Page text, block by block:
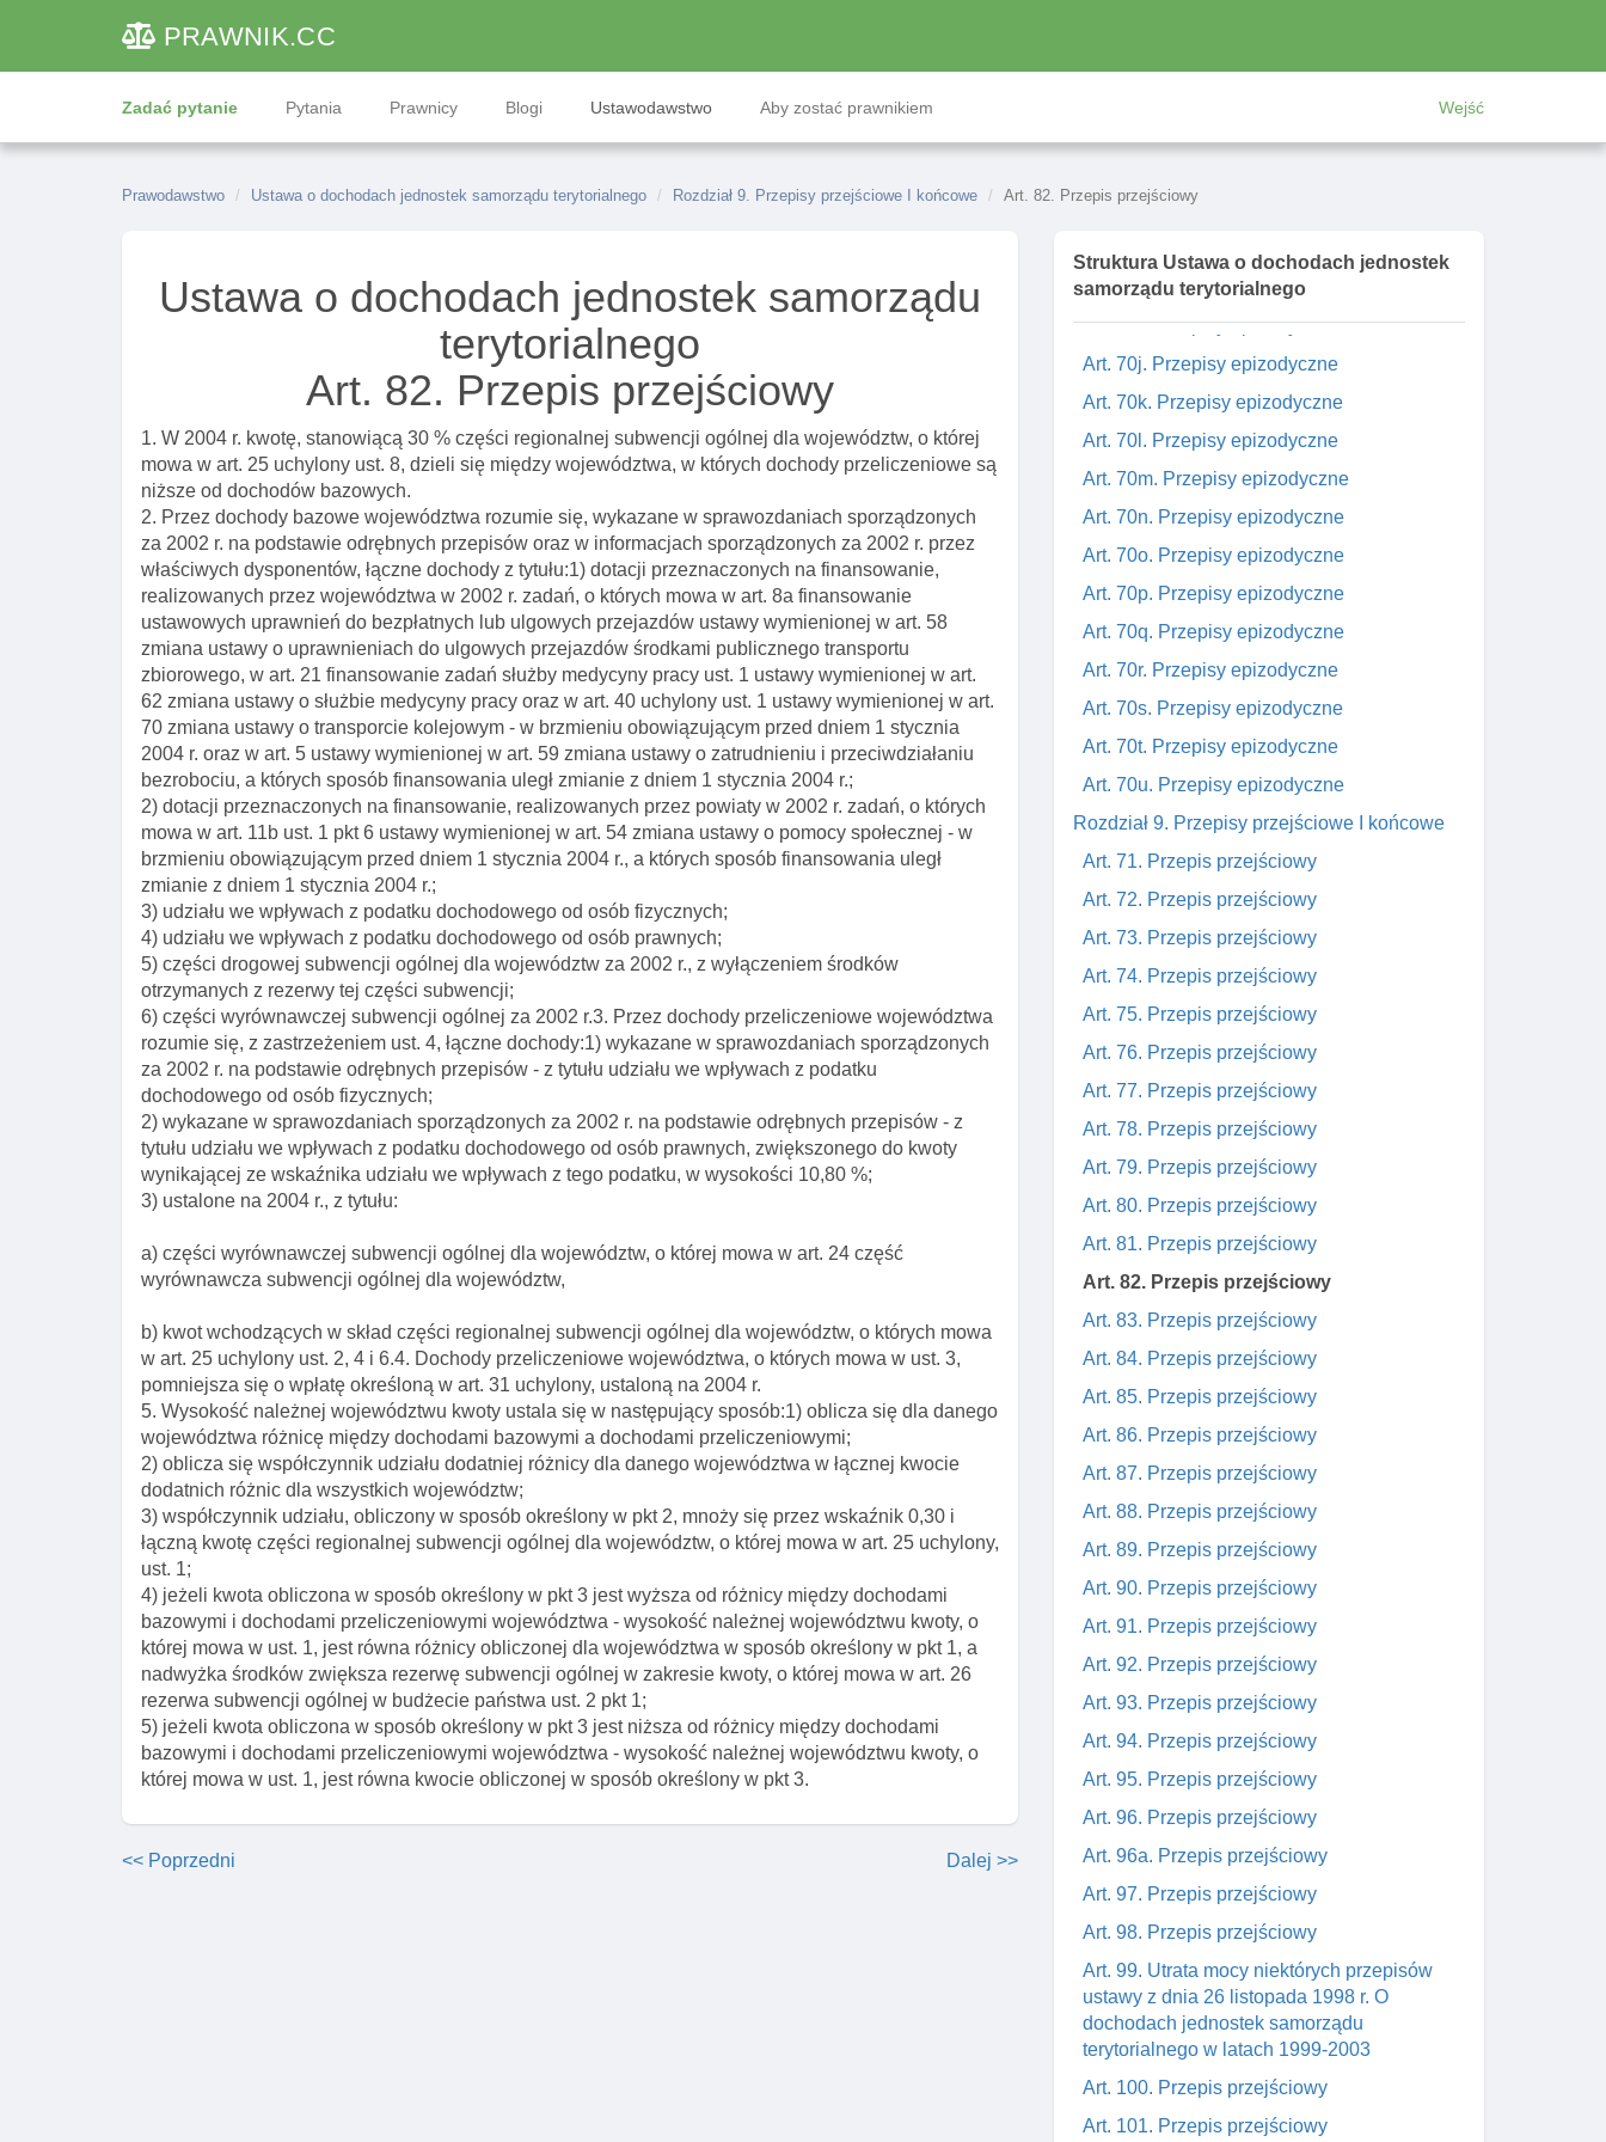
PRAWNIK.CC
Zadać pytanie Pytania Prawnicy Blogi Ustawodawstwo Aby zostać prawnikiem Wejść
Prawodawstwo Ustawa o dochodach jednostek samorządu terytorialnego Rozdział 9. Przepisy przejściowe I końcowe Art. 82. Przepis przejściowy
Ustawa o dochodach jednostek samorządu
terytorialnego
Art. 82. Przepis przejściowy
1. W 2004 r. kwotę, stanowiącą 30 % części regionalnej subwencji ogólnej dla województw, o której
mowa w art. 25 uchylony ust. 8, dzieli się między województwa, w których dochody przeliczeniowe są
niższe od dochodów bazowych.
2. Przez dochody bazowe województwa rozumie się, wykazane w sprawozdaniach sporządzonych
za 2002 r. na podstawie odrębnych przepisów oraz w informacjach sporządzonych za 2002 r. przez
właściwych dysponentów, łączne dochody z tytułu:1) dotacji przeznaczonych na finansowanie,
realizowanych przez województwa w 2002 r. zadań, o których mowa w art. 8a finansowanie
ustawowych uprawnień do bezpłatnych lub ulgowych przejazdów ustawy wymienionej w art. 58
zmiana ustawy o uprawnieniach do ulgowych przejazdów środkami publicznego transportu
zbiorowego, w art. 21 finansowanie zadań służby medycyny pracy ust. 1 ustawy wymienionej w art.
62 zmiana ustawy o służbie medycyny pracy oraz w art. 40 uchylony ust. 1 ustawy wymienionej w art.
70 zmiana ustawy o transporcie kolejowym - w brzmieniu obowiązującym przed dniem 1 stycznia
2004 r. oraz w art. 5 ustawy wymienionej w art. 59 zmiana ustawy o zatrudnieniu i przeciwdziałaniu
bezrobociu, a których sposób finansowania uległ zmianie z dniem 1 stycznia 2004 r.;
2) dotacji przeznaczonych na finansowanie, realizowanych przez powiaty w 2002 r. zadań, o których
mowa w art. 11b ust. 1 pkt 6 ustawy wymienionej w art. 54 zmiana ustawy o pomocy społecznej - w
brzmieniu obowiązującym przed dniem 1 stycznia 2004 r., a których sposób finansowania uległ
zmianie z dniem 1 stycznia 2004 r.;
3) udziału we wpływach z podatku dochodowego od osób fizycznych;
4) udziału we wpływach z podatku dochodowego od osób prawnych;
5) części drogowej subwencji ogólnej dla województw za 2002 r., z wyłączeniem środków
otrzymanych z rezerwy tej części subwencji;
6) części wyrównawczej subwencji ogólnej za 2002 r.3. Przez dochody przeliczeniowe województwa
rozumie się, z zastrzeżeniem ust. 4, łączne dochody:1) wykazane w sprawozdaniach sporządzonych
za 2002 r. na podstawie odrębnych przepisów - z tytułu udziału we wpływach z podatku
dochodowego od osób fizycznych;
2) wykazane w sprawozdaniach sporządzonych za 2002 r. na podstawie odrębnych przepisów - z
tytułu udziału we wpływach z podatku dochodowego od osób prawnych, zwiększonego do kwoty
wynikającej ze wskaźnika udziału we wpływach z tego podatku, w wysokości 10,80 %;
3) ustalone na 2004 r., z tytułu:
a) części wyrównawczej subwencji ogólnej dla województw, o której mowa w art. 24 część
wyrównawcza subwencji ogólnej dla województw,
b) kwot wchodzących w skład części regionalnej subwencji ogólnej dla województw, o których mowa
w art. 25 uchylony ust. 2, 4 i 6.4. Dochody przeliczeniowe województwa, o których mowa w ust. 3,
pomniejsza się o wpłatę określoną w art. 31 uchylony, ustaloną na 2004 r.
5. Wysokość należnej województwu kwoty ustala się w następujący sposób:1) oblicza się dla danego
województwa różnicę między dochodami bazowymi a dochodami przeliczeniowymi;
2) oblicza się współczynnik udziału dodatniej różnicy dla danego województwa w łącznej kwocie
dodatnich różnic dla wszystkich województw;
3) współczynnik udziału, obliczony w sposób określony w pkt 2, mnoży się przez wskaźnik 0,30 i
łączną kwotę części regionalnej subwencji ogólnej dla województw, o której mowa w art. 25 uchylony,
ust. 1;
4) jeżeli kwota obliczona w sposób określony w pkt 3 jest wyższa od różnicy między dochodami
bazowymi i dochodami przeliczeniowymi województwa - wysokość należnej województwu kwoty, o
której mowa w ust. 1, jest równa różnicy obliczonej dla województwa w sposób określony w pkt 1, a
nadwyżka środków zwiększa rezerwę subwencji ogólnej w zakresie kwoty, o której mowa w art. 26
rezerwa subwencji ogólnej w budżecie państwa ust. 2 pkt 1;
5) jeżeli kwota obliczona w sposób określony w pkt 3 jest niższa od różnicy między dochodami
bazowymi i dochodami przeliczeniowymi województwa - wysokość należnej województwu kwoty, o
której mowa w ust. 1, jest równa kwocie obliczonej w sposób określony w pkt 3.
<< Poprzedni Dalej >>
Struktura Ustawa o dochodach jednostek
samorządu terytorialnego
Art. 70d. Rezerwa subwencji ogólnej dla
Art. 70f. Przepisy epizodyczne
Art. 70h. Przepisy epizodyczne
Art. 70i. Przepisy epizodyczne
Art. 70j. Przepisy epizodyczne
Art. 70k. Przepisy epizodyczne
Art. 70l. Przepisy epizodyczne
Art. 70m. Przepisy epizodyczne
Art. 70n. Przepisy epizodyczne
Art. 70o. Przepisy epizodyczne
Art. 70p. Przepisy epizodyczne
Art. 70q. Przepisy epizodyczne
Art. 70r. Przepisy epizodyczne
Art. 70s. Przepisy epizodyczne
Art. 70t. Przepisy epizodyczne
Art. 70u. Przepisy epizodyczne
Rozdział 9. Przepisy przejściowe I końcowe
Art. 71. Przepis przejściowy
Art. 72. Przepis przejściowy
Art. 73. Przepis przejściowy
Art. 74. Przepis przejściowy
Art. 75. Przepis przejściowy
Art. 76. Przepis przejściowy
Art. 77. Przepis przejściowy
Art. 78. Przepis przejściowy
Art. 79. Przepis przejściowy
Art. 80. Przepis przejściowy
Art. 81. Przepis przejściowy
Art. 82. Przepis przejściowy
Art. 83. Przepis przejściowy
Art. 84. Przepis przejściowy
Art. 85. Przepis przejściowy
Art. 86. Przepis przejściowy
Art. 87. Przepis przejściowy
Art. 88. Przepis przejściowy
Art. 89. Przepis przejściowy
Art. 90. Przepis przejściowy
Art. 91. Przepis przejściowy
Art. 92. Przepis przejściowy
Art. 93. Przepis przejściowy
Art. 94. Przepis przejściowy
Art. 95. Przepis przejściowy
Art. 96. Przepis przejściowy
Art. 96a. Przepis przejściowy
Art. 97. Przepis przejściowy
Art. 98. Przepis przejściowy
Art. 99. Utrata mocy niektórych przepisów
ustawy z dnia 26 listopada 1998 r. O
dochodach jednostek samorządu
terytorialnego w latach 1999-2003
Art. 100. Przepis przejściowy
Art. 101. Przepis przejściowy